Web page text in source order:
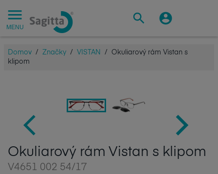
MENU
Domov / Značky / VISTAN /
Okuliarový rám Vistan s
klipom
Okuliarový rám Vistan s klipom
V4651 002 54/17